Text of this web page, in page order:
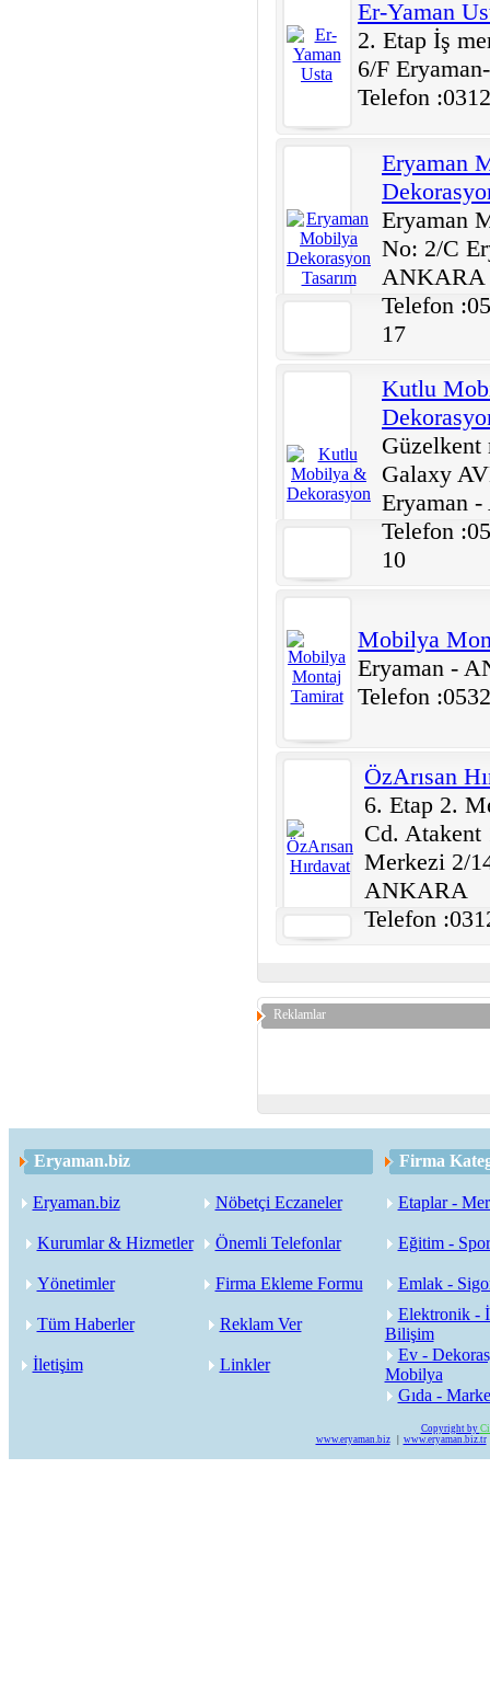
Er-Yaman
2. Etap İş
6/F
Telefon
Eryaman
Eryaman
No: 2/C
ANKARA
Telefon
17
Kutlu
Güzelkent
Galaxy
Eryaman
Telefon
10
Mobilya
Eryaman -
Telefon
ÖzArısan
6. Etap 2.
Cd. Atakent
Merkezi 2/
ANKARA
Telefon
Reklamlar
Eryaman.biz Firma
Eryaman.biz Nöbetçi Eczaneler Etaplar -
Kurumlar & Hizmetler Önemli Telefonlar Eğitim -
Yönetimler Firma Ekleme Formu Emlak -
Tüm Haberler Reklam Ver
Elektronik -
Bilişim
İletişim
Linkler
Ev -
Mobilya
Gıda -
Copyright by
www.eryaman.biz| www.eryaman.biz.tr